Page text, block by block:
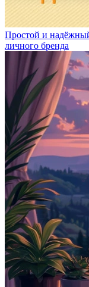
Простой и
личного бренда